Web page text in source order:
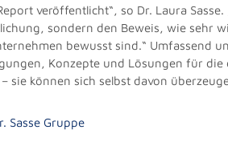
veröffentlicht“, so Dr. Laura
sondern den Beweis, wie sehr
bewusst sind.“ Umfassend
Konzepte und Lösungen für die
sie können sich selbst davon
Sasse Gruppe